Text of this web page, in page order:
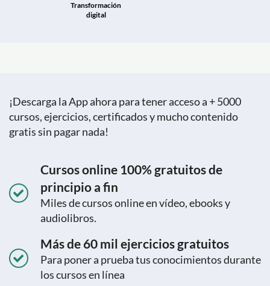
Transformación
digital
¡Descarga la App ahora para tener acceso a + 5000
cursos, ejercicios, certificados y mucho contenido
gratis sin pagar nada!
Cursos online 100% gratuitos de
principio a fin
Miles de cursos online en vídeo, ebooks y
audiolibros.
Más de 60 mil ejercicios gratuitos
Para poner a prueba tus conocimientos durante
los cursos en línea